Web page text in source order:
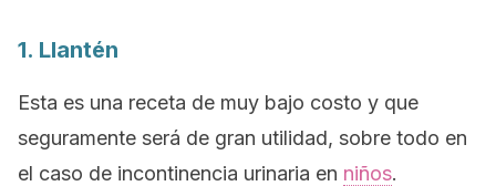
1. Llantén
Esta es una receta de muy bajo costo y que
seguramente será de gran utilidad, sobre todo en
el caso de incontinencia urinaria en niños.